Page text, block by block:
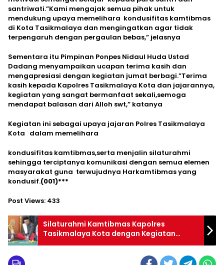
santriwati.”Kami mengajak semua pihak untuk
mendukung upaya memelihara kondusifitas kamtibmas
di Kota Tasikmalaya dan mengingatkan agar tidak
terpengaruh dengan pergaulan bebas,” jelasnya
Sementara itu Pimpinan Ponpes Nidaul Huda Ustad
Dadang menyampaikan ucapan terima kasih dan
mengapresiasi dengan kegiatan jumat berbagi.”Terima
kasih kepada Kapolres Tasikmalaya Kota dan jajarannya,
kegiatan yang sangat bermanfaat sekali,semoga
mendapat balasan dari Alloh swt,” katanya
Kegiatan ini sebagai upaya jajaran Polres Tasikmalaya
Kota dalam memelihara
kondusifitas kamtibmas,serta menjalin silaturahmi
sehingga terciptanya komunikasi dengan semua elemen
masyarakat guna terwujudnya Harkamtibmas yang
kondusif.(001)***
Post Views: 433
Silaturahmi Kamtibmas Kapolres
Tasikmalaya Kota dengan Kegiatan
Jumat Curhat di Masjid At Taqwa